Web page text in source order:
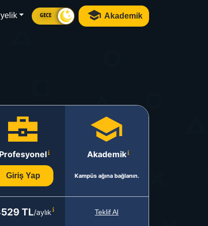
GECE Akademik
Profesyonel
Giriş Yap
Akademik
Kampüs ağına bağlanın.
TL/aylık Teklif Al